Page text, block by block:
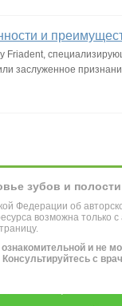
и
Friadent,
заслуженное
зубов и
Федерации об
возможна только с
и не
с